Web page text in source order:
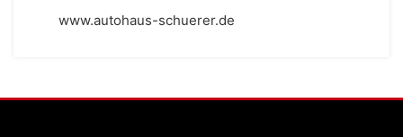
www.autohaus-schuerer.de